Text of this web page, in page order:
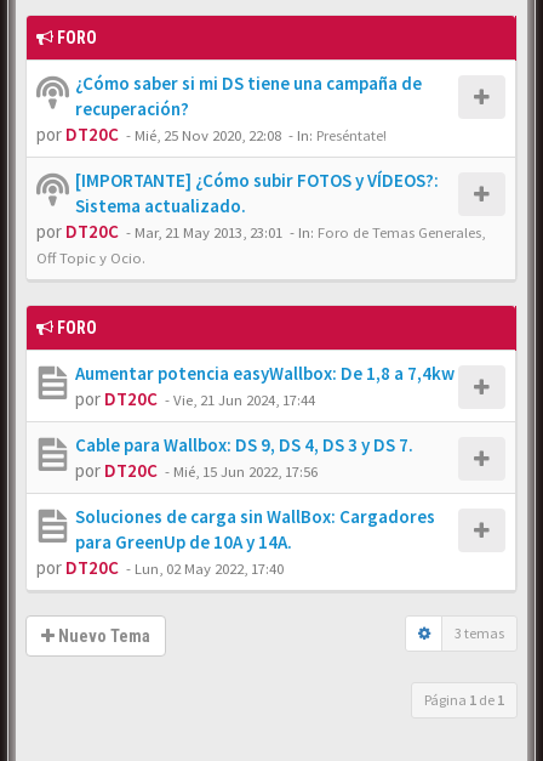
FORO
¿Cómo saber si mi DS tiene una campaña de
recuperación?
por DT20C - Mié, 25 Nov 2020, 22:08 - In: Preséntate!
[IMPORTANTE] ¿Cómo subir FOTOS y VÍDEOS?:
Sistema actualizado.
por DT20C - Mar, 21 May 2013, 23:01 - In: Foro de Temas Generales,
Off Topic y Ocio.
FORO
Aumentar potencia easyWallbox: De 1,8 a 7,4kw
por DT20C -Vie, 21 Jun 2024, 17:44
Cable para Wallbox: DS 9, DS 4, DS 3 y DS 7.
por DT20C - Mié, 15 Jun 2022, 17:56
Soluciones de carga sin WallBox: Cargadores
para GreenUp de 10A y 14A.
por DT20C - Lun, 02 May 2022, 17:40
Nuevo Tema 3 temas
Página 1 de 1